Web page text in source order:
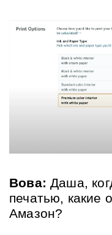
Вова: Даша,
печатью, какие
Амазон?